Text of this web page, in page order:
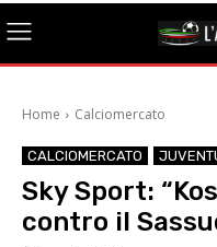
Home Calciomercato
CALCIOMERCATO
Sky Sport:
contro il